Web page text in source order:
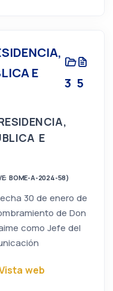
E
3 5
E
BOME-A-2024-58)
30 de enero de
de Don
como Jefe del
web